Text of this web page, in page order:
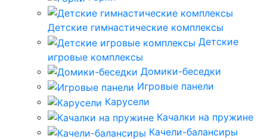
Детские гимнастические комплексы
Детские
игровые комплексы
Домики-беседки
Игровые панели
Карусели
Качалки на пружине
Качели-балансиры